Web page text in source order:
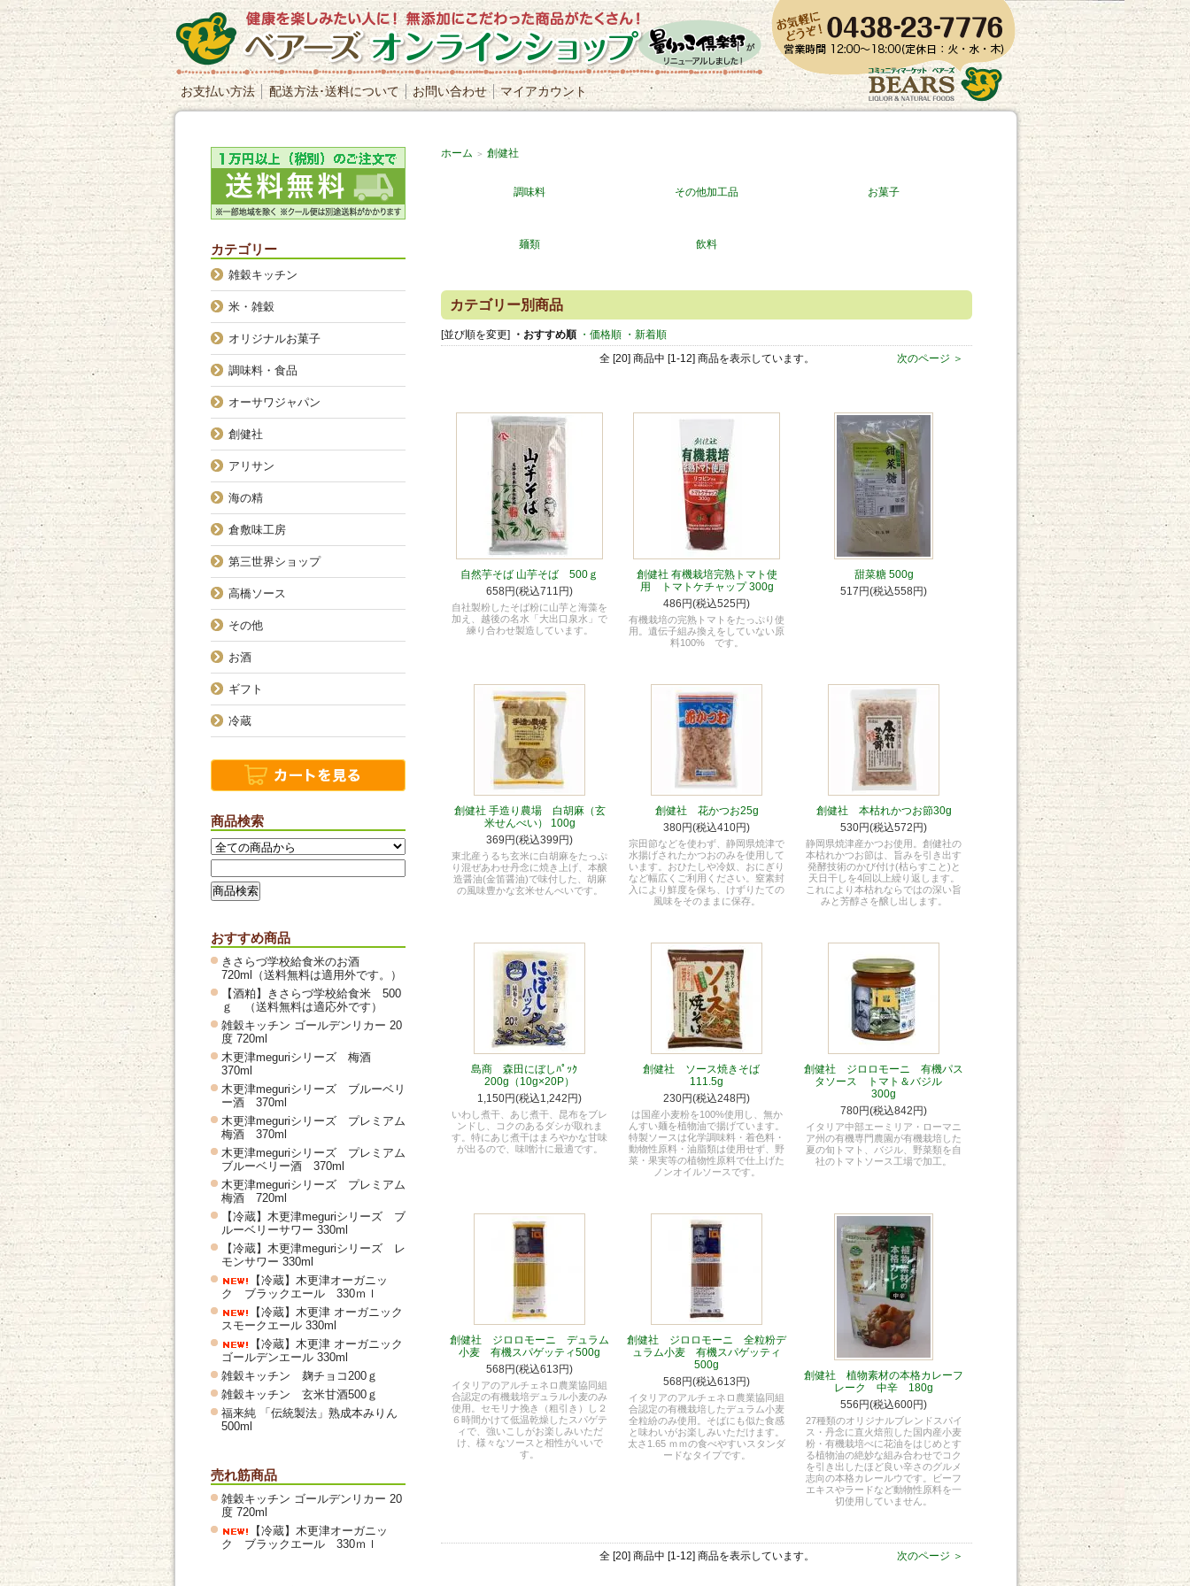
お支払い方法 配送方法･送料について お問い合わせ マイアカウント
ホーム ＞ 創健社
調味料 その他加工品 お菓子
麺類 飲料
カテゴリー別商品
[並び順を変更] ・おすすめ順 ・価格順 ・新着順
全 [20] 商品中 [1-12] 商品を表示しています。 次のページ ＞
自然芋そば 山芋そば 500ｇ
658円(税込711円)
自社製粉したそば粉に山芋と海藻を
加え、越後の名水「大出口泉水」で
練り合わせ製造しています。
創健社 有機栽培完熟トマト使
用 トマトケチャップ 300g
486円(税込525円)
有機栽培の完熟トマトをたっぷり使
用。遺伝子組み換えをしていない原
料100% です。
甜菜糖 500g
517円(税込558円)
創健社 手造り農場 白胡麻（玄
米せんべい） 100g
369円(税込399円)
東北産うるち玄米に白胡麻をたっぷ
り混ぜあわせ丹念に焼き上げ、本醸
造醤油(金笛醤油)で味付した、胡麻
の風味豊かな玄米せんべいです。
創健社 花かつお25g
380円(税込410円)
宗田節などを使わず、静岡県焼津で
水揚げされたかつおのみを使用して
います。おひたしや冷奴、おにぎり
など幅広くご利用ください。窒素封
入により鮮度を保ち、けずりたての
風味をそのままに保存。
創健社 本枯れかつお節30g
530円(税込572円)
静岡県焼津産かつお使用。創健社の
本枯れかつお節は、旨みを引き出す
発酵技術のかび付け(枯らすこと)と
天日干しを4回以上繰り返します。
これにより本枯れならではの深い旨
みと芳醇さを醸し出します。
島商 森田にぼしﾊﾟｯｸ
200g（10g×20P）
1,150円(税込1,242円)
いわし煮干、あじ煮干、昆布をブレ
ンドし、コクのあるダシが取れま
す。特にあじ煮干はまろやかな甘味
が出るので、味噌汁に最適です。
創健社 ソース焼きそば
111.5g
230円(税込248円)
は国産小麦粉を100%使用し、無か
んすい麺を植物油で揚げています。
特製ソースは化学調味料・着色料・
動物性原料・油脂類は使用せず、野
菜・果実等の植物性原料で仕上げた
ノンオイルソースです。
創健社 ジロロモーニ 有機パス
タソース トマト＆バジル
300g
780円(税込842円)
イタリア中部エーミリア・ローマニ
ア州の有機専門農園が有機栽培した
夏の旬トマト、バジル、野菜類を自
社のトマトソース工場で加工。
創健社 ジロロモーニ デュラム
小麦 有機スパゲッティ500g
568円(税込613円)
イタリアのアルチェネロ農業協同組
合認定の有機栽培デュラル小麦のみ
使用。セモリナ挽き（粗引き）し２
６時間かけて低温乾燥したスパゲテ
ィで、強いこしがお楽しみいただ
け、様々なソースと相性がいいで
す。
創健社 ジロロモーニ 全粒粉デ
ュラム小麦 有機スパゲッティ
500g
568円(税込613円)
イタリアのアルチェネロ農業協同組
合認定の有機栽培したデュラム小麦
全粒紛のみ使用。そばにも似た食感
と味わいがお楽しみいただけます。
太さ1.65 ｍｍの食べやすいスタンダ
ードなタイプです。
創健社 植物素材の本格カレーフ
レーク 中辛 180g
556円(税込600円)
27種類のオリジナルブレンドスパイ
ス・丹念に直火焙煎した国内産小麦
粉・有機栽培べに花油をはじめとす
る植物油の絶妙な組み合わせでコク
を引き出したほど良い辛さのグルメ
志向の本格カレールウです。ビーフ
エキスやラードなど動物性原料を一
切使用していません。
全 [20] 商品中 [1-12] 商品を表示しています。 次のページ ＞
カテゴリー
雑穀キッチン
米・雑穀
オリジナルお菓子
調味料・食品
オーサワジャパン
創健社
アリサン
海の精
倉敷味工房
第三世界ショップ
高橋ソース
その他
お酒
ギフト
冷蔵
商品検索
おすすめ商品
きさらづ学校給食米のお酒
720ml（送料無料は適用外です。）
【酒粕】きさらづ学校給食米 500
ｇ （送料無料は適応外です）
雑穀キッチン ゴールデンリカー 20
度 720ml
木更津meguriシリーズ 梅酒
370ml
木更津meguriシリーズ ブルーベリ
ー酒 370ml
木更津meguriシリーズ プレミアム
梅酒 370ml
木更津meguriシリーズ プレミアム
ブルーベリー酒 370ml
木更津meguriシリーズ プレミアム
梅酒 720ml
【冷蔵】木更津meguriシリーズ ブ
ルーベリーサワー 330ml
【冷蔵】木更津meguriシリーズ レ
モンサワー 330ml
【冷蔵】木更津オーガニッ
ク ブラックエール 330ｍｌ
【冷蔵】木更津 オーガニック
スモークエール 330ml
【冷蔵】木更津 オーガニック
ゴールデンエール 330ml
雑穀キッチン 麹チョコ200ｇ
雑穀キッチン 玄米甘酒500ｇ
福来純 「伝統製法」熟成本みりん
500ml
売れ筋商品
雑穀キッチン ゴールデンリカー 20
度 720ml
【冷蔵】木更津オーガニッ
ク ブラックエール 330ｍｌ